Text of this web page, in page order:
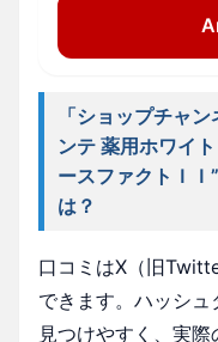
「ショップチャ
ンテ 薬用ホワイ
ースファクトＩＩ
は？
口コミはX（旧
できます。ハッシ
見つけやすく、実際